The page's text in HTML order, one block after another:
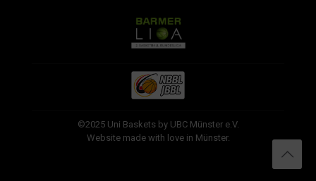
©2025 Uni Baskets by UBC Münster e.V.
Website made with love in Münster.